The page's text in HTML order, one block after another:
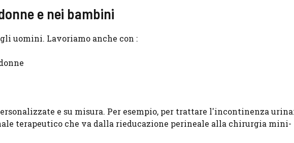
e nei bambini
uomini. Lavoriamo anche con :
e su misura. Per esempio, per trattare l'incontinenza
terapeutico che va dalla rieducazione perineale alla chirurgia mini-